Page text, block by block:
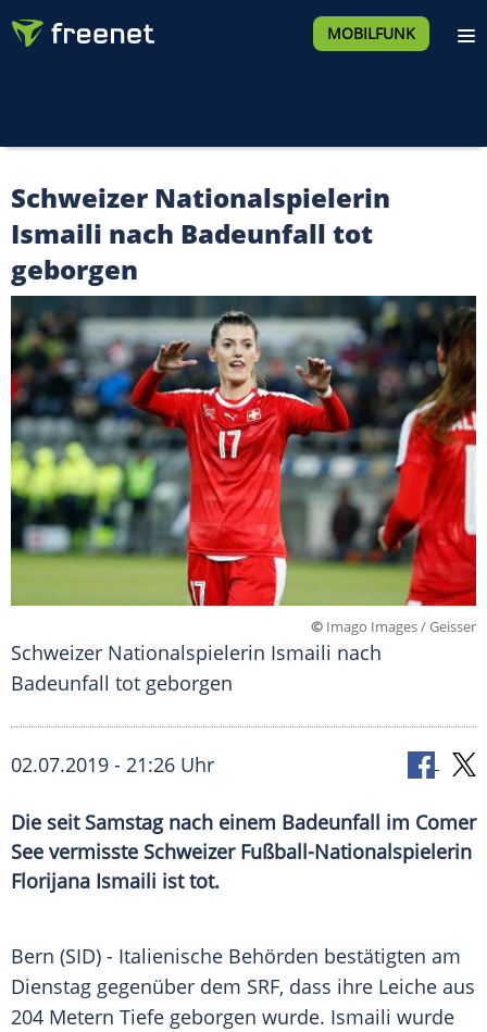
MOBILFUNK
Schweizer Nationalspielerin
Ismaili nach Badeunfall tot
geborgen
© Imago Images / Geisser
Schweizer Nationalspielerin Ismaili nach
Badeunfall tot geborgen
02.07.2019 - 21:26 Uhr
Die seit Samstag nach einem Badeunfall im Comer
See vermisste Schweizer Fußball-Nationalspielerin
Florijana Ismaili ist tot.
Bern (SID) - Italienische Behörden bestätigten am
Dienstag gegenüber dem SRF, dass ihre Leiche aus
204 Metern Tiefe geborgen wurde. Ismaili wurde